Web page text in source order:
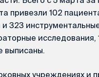
привезли 102
323
исследования,
выписаны.
учреждениях и